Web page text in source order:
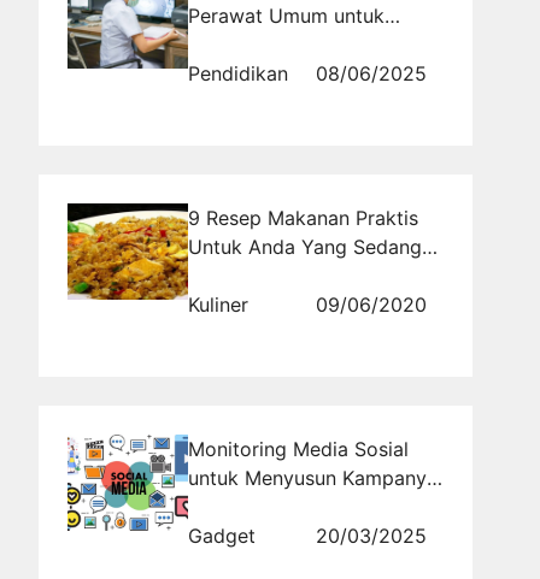
Perawat Umum untuk
Efektif
Pendidikan 08/06/2025
9 Resep Makanan Praktis
Untuk Anda Yang Sedang
Kuliner
09/06/2020
Monitoring Media Sosial
untuk Menyusun Kampanye
Efektif
Gadget 20/03/2025